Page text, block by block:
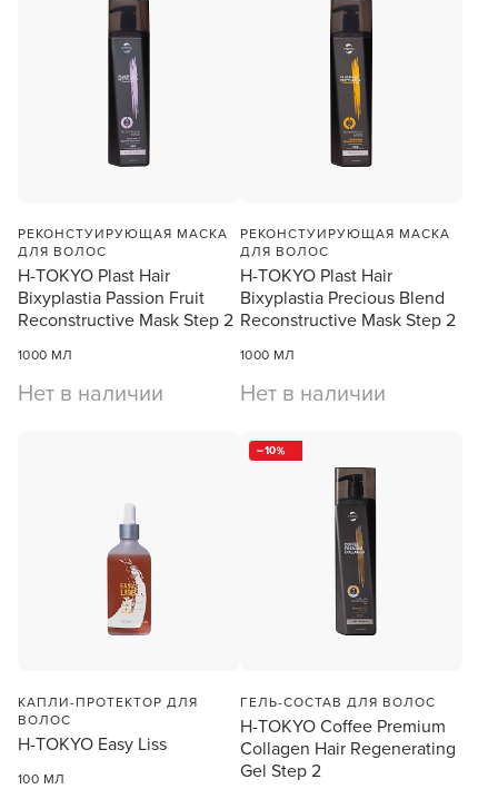
РЕКОНСТУИРУЮЩАЯ МАСКА
ДЛЯ ВОЛОС
H-TOKYO Plast Hair
Bixyplastia Passion Fruit
Reconstructive Mask Step 2
1000 МЛ
Нет в наличии
РЕКОНСТУИРУЮЩАЯ МАСКА
ДЛЯ ВОЛОС
H-TOKYO Plast Hair
Bixyplastia Precious Blend
Reconstructive Mask Step 2
1000 МЛ
Нет в наличии
КАПЛИ-ПРОТЕКТОР ДЛЯ
ВОЛОС
H-TOKYO Easy Liss
100 МЛ
10
ГЕЛЬ-СОСТАВ ДЛЯ ВОЛОС
H-TOKYO Coffee Premium
Collagen Hair Regenerating
Gel Step 2
УСТАНОВИТЬ ИЗ GOOGLE PLAY